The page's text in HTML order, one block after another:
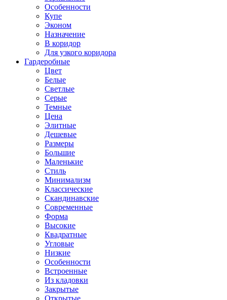
Особенности
Купе
Эконом
Назначение
В коридор
Для узкого коридора
Гардеробные
Цвет
Белые
Светлые
Серые
Темные
Цена
Элитные
Дешевые
Размеры
Большие
Маленькие
Стиль
Минимализм
Классические
Скандинавские
Современные
Форма
Высокие
Квадратные
Угловые
Низкие
Особенности
Встроенные
Из кладовки
Закрытые
Открытые